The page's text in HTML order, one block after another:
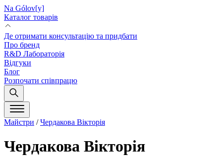
Na Gólov[y]
Каталог товарів
Де отримати консультацію та придбати
Про бренд
R&D Лабораторія
Відгуки
Блог
Розпочати співпрацю
Майстри /Чердакова Вікторія
Чердакова Вікторія